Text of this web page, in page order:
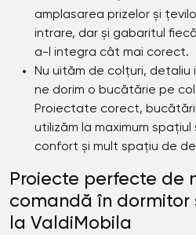
amplasarea prizelor și
intrare, dar și gabaritul
a-l integra cât mai corect.
Nu uităm de colțuri,
ne dorim o bucătărie pe
Proiectate corect,
utilizăm la maximum
confort și mult spațiu de
Proiecte perfecte de
comandă în dormitor
la ValdiMobila